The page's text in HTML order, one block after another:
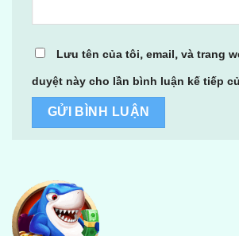
Lưu tên của tôi, email, và trang
duyệt này cho lần bình luận kế tiếp